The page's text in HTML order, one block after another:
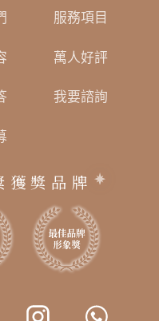
服務項目
萬人好評
我要諮詢
獲獎品牌